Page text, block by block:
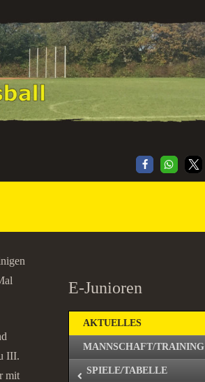
III.
mit
E-Junioren
AKTUELLES
MANNSCHAFT/TRAINING
SPIELE/TABELLE